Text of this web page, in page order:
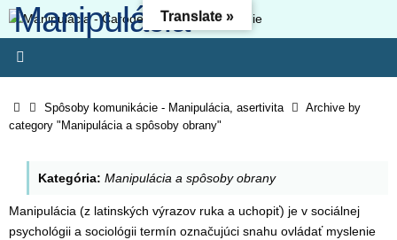
Skip
content
Manipulácia -
Čarodejníctvo -
Oslobodenie
Kresťanský web - Môj ľud hynie, lebo nemá poznania. Pretože si
Zákon svojho Boha si zabudol, aj ja zabudnem na tvojich synov.
(ako) hriech modlárstva. Pretože si pohrdol Pánovým slovom,
zavrhne ťa, nebudeš kráľom!“ (1 Sam 15-23)
HomeSpôsoby komunikácie - Manipulácia, asertivita
Archive by
category "Manipulácia a spôsoby obrany"
Kategória: Manipulácia a spôsoby obrany
Manipulácia (z latinských výrazov ruka a uchopiť) je v sociálnej
psychológii a sociológii termín označujúci snahu ovládať myslenie
Translate »